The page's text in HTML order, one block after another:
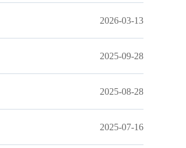
2026-03-13
2025-09-28
2025-08-28
2025-07-16